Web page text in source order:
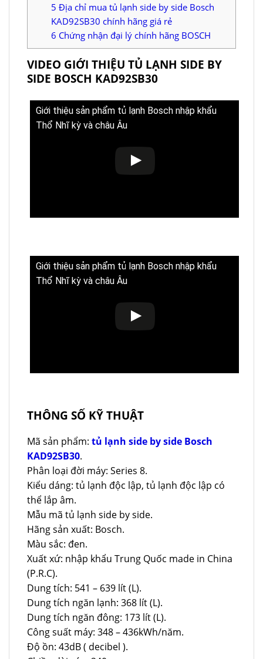
5 Địa chỉ mua tủ lạnh side by side Bosch
KAD92SB30 chính hãng giá rẻ
6 Chứng nhận đại lý chính hãng BOSCH
VIDEO GIỚI THIỆU TỦ LẠNH SIDE BY
SIDE BOSCH KAD92SB30
Giới thiệu sản phẩm tủ lạnh Bosch nhập khẩu
Thổ Nhĩ kỳ và châu Âu
Giới thiệu sản phẩm tủ lạnh Bosch nhập khẩu
Thổ Nhĩ kỳ và châu Âu
THÔNG SỐ KỸ THUẬT
Mã sản phẩm: tủ lạnh side by side Bosch
KAD92SB30.
Phân loại đời máy: Series 8.
Kiểu dáng: tủ lạnh độc lập, tủ lạnh độc lập có
thể lắp âm.
Mẫu mã tủ lạnh side by side.
Hãng sản xuất: Bosch.
Màu sắc: đen.
Xuất xứ: nhập khẩu Trung Quốc made in China
(P.R.C).
Dung tích: 541 – 639 lít (L).
Dung tích ngăn lạnh: 368 lít (L).
Dung tích ngăn đông: 173 lít (L).
Công suất máy: 348 – 436kWh/năm.
Độ ồn: 43dB ( decibel ).